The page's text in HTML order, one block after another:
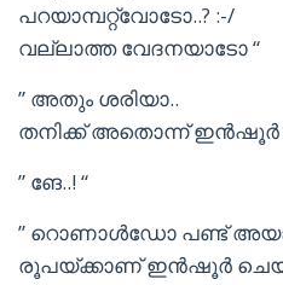
പറയാമ്പറ്റ്വോടോ..? :-/
വല്ലാത്ത വേദനയാടോ “
” അതും ശരിയാ..
തനിക്ക് അതൊന്ന് ഇൻഷൂർ
” ങേ..! “
” റൊണാൾഡോ പണ്ട്
രൂപയ്ക്കാണ് ഇൻഷൂർ